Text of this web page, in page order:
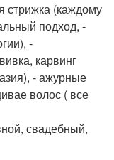
стрижка (каждому
подход, -
-
карвинг
- ажурные
волос ( все
свадебный,